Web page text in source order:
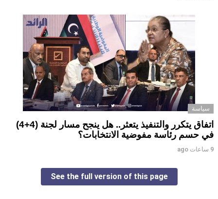
سياسة
اتفاق يتكرر والتنفيذ يتعثر.. هل ينجح مسار لجنة (4+4)
في حسم رئاسة مفوضية الانتخابات؟
9 ساعات ago
See the full version of this page